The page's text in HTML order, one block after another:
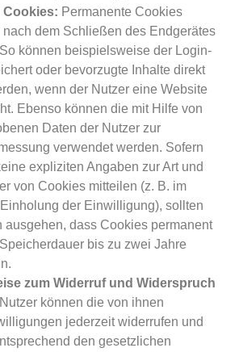
Cookies: Permanente Cookies
nach dem Schließen des Endgerätes
können beispielsweise der Login-
oder bevorzugte Inhalte direkt
wenn der Nutzer eine Website
Ebenso können die mit Hilfe von
Daten der Nutzer zur
verwendet werden. Sofern
expliziten Angaben zur Art und
von Cookies mitteilen (z. B. im
der Einwilligung), sollten
ausgehen, dass Cookies permanent
bis zu zwei Jahre
zum Widerruf und Widerspruch
Nutzer können die von ihnen
jederzeit widerrufen und
den gesetzlichen